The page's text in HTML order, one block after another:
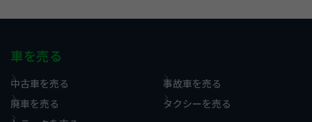
車を売る
中古車を売る
事故車を売る
廃車を売る
タクシーを売る